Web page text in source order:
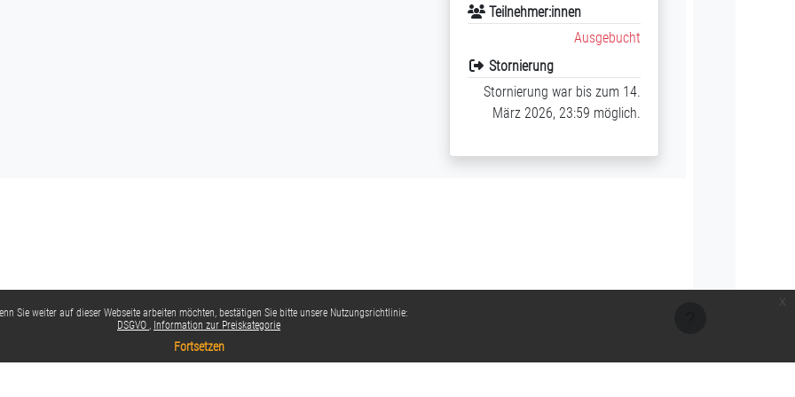
Sie weiter auf dieser Webseite arbeiten möchten, bestätigen Sie bitte unsere Nutzungsrichtlinie:
DSGVO
Information zur Preiskategorie
Fortsetzen
Teilnehmer:innen
Ausgebucht
Stornierung
Stornierung war bis zum 14.
März 2026, 23:59 möglich.